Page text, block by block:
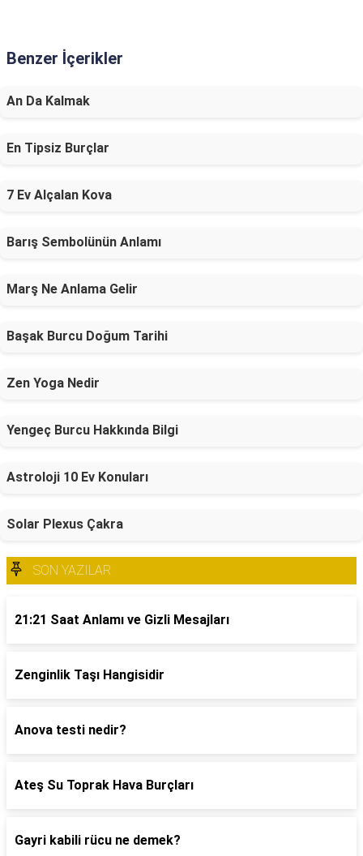
Benzer İçerikler
An Da Kalmak
En Tipsiz Burçlar
7 Ev Alçalan Kova
Barış Sembolünün Anlamı
Marş Ne Anlama Gelir
Başak Burcu Doğum Tarihi
Zen Yoga Nedir
Yengeç Burcu Hakkında Bilgi
Astroloji 10 Ev Konuları
Solar Plexus Çakra
SON YAZILAR
21:21 Saat Anlamı ve Gizli Mesajları
Zenginlik Taşı Hangisidir
Anova testi nedir?
Ateş Su Toprak Hava Burçları
Gayri kabili rücu ne demek?